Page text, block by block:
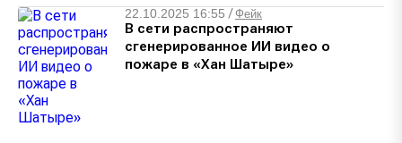
22.10.2025 16:55 /Фейк
В сети распространяют
сгенерированное ИИ видео о
пожаре в «Хан Шатыре»